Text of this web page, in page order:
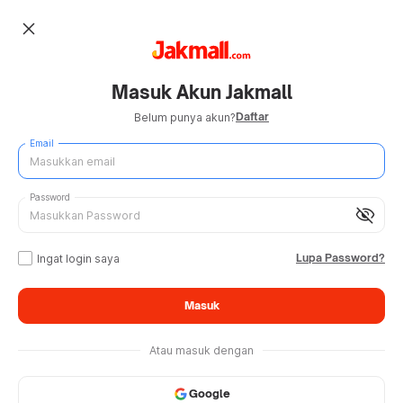
close
Masuk Akun Jakmall
Belum punya akun?Daftar
Email
visibility_off
Password
Ingat login saya Lupa Password?
Masuk
Atau masuk dengan
Google